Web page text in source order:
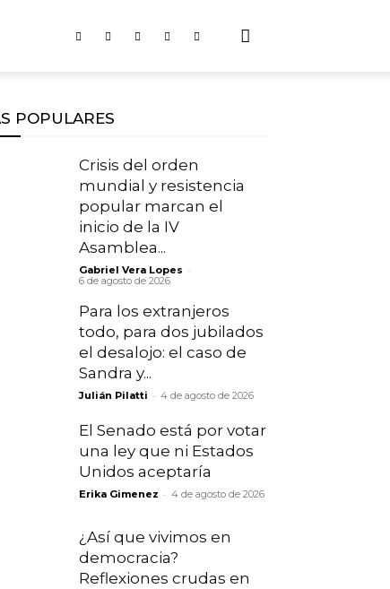
POPULARES
Crisis del orden
mundial y resistencia
popular marcan el
inicio de la IV
Asamblea...
Gabriel Vera Lopes -
6 de agosto de 2026
Para los extranjeros
todo, para dos jubilados
el desalojo: el caso de
Sandra y...
Julián Pilatti - 4 de agosto de 2026
El Senado está por votar
una ley que ni Estados
Unidos aceptaría
Erika Gimenez - 4 de agosto de 2026
¿Así que vivimos en
democracia?
Reflexiones crudas en